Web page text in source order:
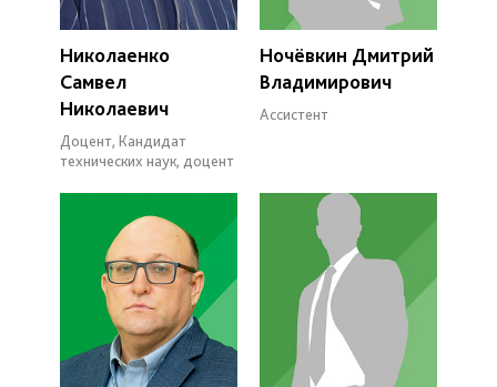
Николаенко
Самвел
Николаевич
Доцент, Кандидат
технических наук, доцент
Ночёвкин Дмитрий
Владимирович
Ассистент